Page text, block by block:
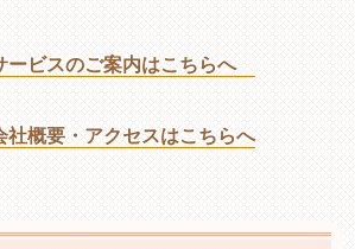
ービスのご案内はこちらへ
社概要・アクセスはこちらへ